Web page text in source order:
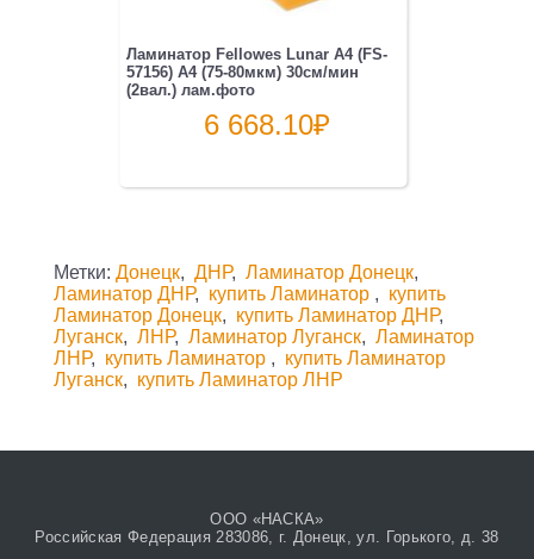
Ламинатор Fellowes Lunar A4 (FS-
57156) A4 (75-80мкм) 30см/мин
(2вал.) лам.фото
6 668.10₽
Метки: Донецк, ДНР, Ламинатор Донецк,
Ламинатор ДНР, купить Ламинатор , купить
Ламинатор Донецк, купить Ламинатор ДНР,
Луганск, ЛНР, Ламинатор Луганск, Ламинатор
ЛНР, купить Ламинатор , купить Ламинатор
Луганск, купить Ламинатор ЛНР
ООО «НАСКА»
Российская Федерация 283086, г. Донецк, ул. Горького, д. 38